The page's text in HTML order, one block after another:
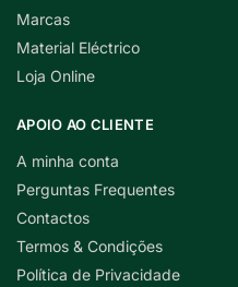
Marcas
Material Eléctrico
Loja Online
APOIO AO CLIENTE
A minha conta
Perguntas Frequentes
Contactos
Termos & Condições
Política de Privacidade